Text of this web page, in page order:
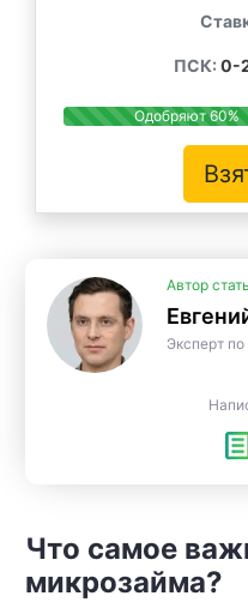
ПСК: 0-
Одобряют 60%
Автор
Эксперт
Что самое
микрозайма?